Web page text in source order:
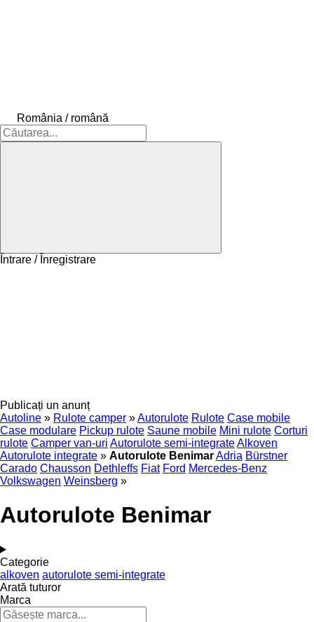
România / română
Întrare / Înregistrare
Publicați un anunț
Autoline » Rulote camper »Autorulote Rulote Case mobile
Case modulare Pickup rulote Saune mobile Mini rulote Corturi
rulote Camper van-uri Autorulote semi-integrateAlkoven
Autorulote integrate » Autorulote BenimarAdria Bürstner
Carado Chausson Dethleffs Fiat Ford Mercedes-Benz
Volkswagen Weinsberg »
Autorulote Benimar
Categorie
alkoven autorulote semi-integrate
Arată tuturor
Marca